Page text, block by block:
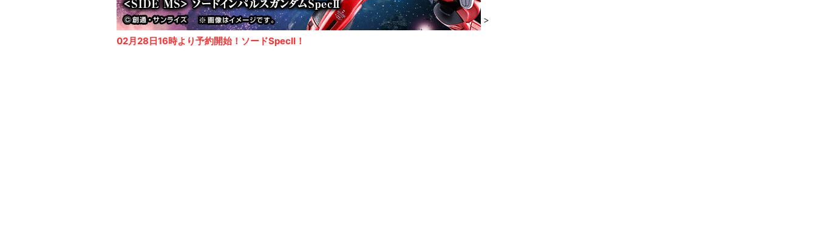
>
02月28日16時より予約開始！ソードSpecII！